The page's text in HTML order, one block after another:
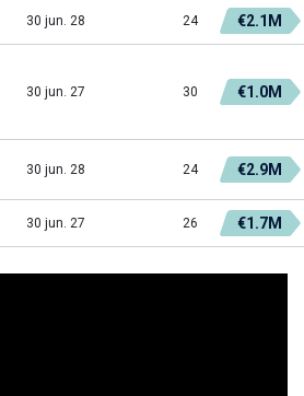
30 jun. 28 24 €2.1M
30 jun. 27 30 €1.0M
30 jun. 28 24 €2.9M
30 jun. 27 26 €1.7M